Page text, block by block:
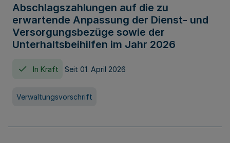
Abschlagszahlungen auf die zu
erwartende Anpassung der Dienst- und
Versorgungsbezüge sowie der
Unterhaltsbeihilfen im Jahr 2026
In Kraft Seit 01. April 2026
Verwaltungsvorschrift